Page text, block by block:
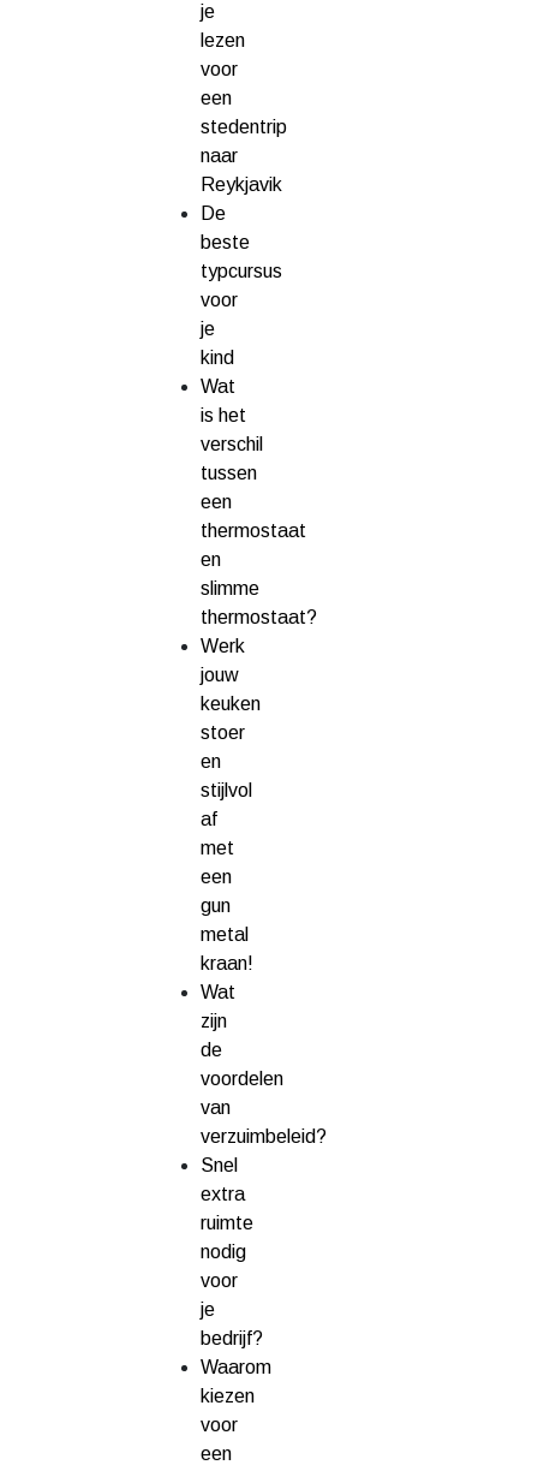
je
lezen
voor
een
stedentrip
naar
Reykjavik
De
beste
typcursus
voor
je
kind
Wat
is het
verschil
tussen
een
thermostaat
en
slimme
thermostaat?
Werk
jouw
keuken
stoer
en
stijlvol
af
met
een
gun
metal
kraan!
Wat
zijn
de
voordelen
van
verzuimbeleid?
Snel
extra
ruimte
nodig
voor
je
bedrijf?
Waarom
kiezen
voor
een